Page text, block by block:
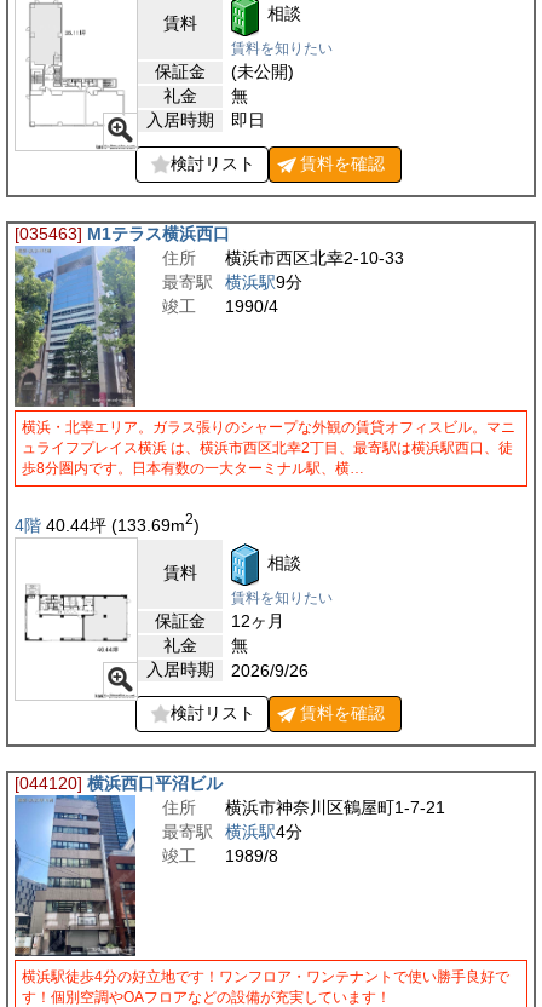
賃料 相談
賃料を知りたい
保証金
(未公開)
礼金
無
入居時期
即日
検討リスト 賃料を確認
[035463] M1テラス横浜西口
住所
横浜市西区北幸2-10-33
最寄駅
横浜駅9分
竣工
1990/4
横浜・北幸エリア。ガラス張りのシャープな外観の賃貸オフィスビル。マニ
ュライフプレイス横浜 は、横浜市西区北幸2丁目、最寄駅は横浜駅西口、徒
歩8分圏内です。日本有数の一大ターミナル駅、横…
4階 40.44坪 (133.69m2)
賃料 相談
賃料を知りたい
保証金
12ヶ月
礼金
無
入居時期
2026/9/26
検討リスト 賃料を確認
[044120] 横浜西口平沼ビル
住所
横浜市神奈川区鶴屋町1-7-21
最寄駅
横浜駅4分
竣工
1989/8
横浜駅徒歩4分の好立地です！ワンフロア・ワンテナントで使い勝手良好で
す！個別空調やOAフロアなどの設備が充実しています！